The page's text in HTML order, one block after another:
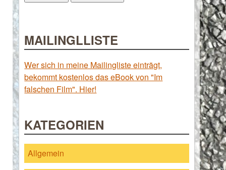
MAILINGLLISTE
Wer sich in meine Mailingliste einträgt,
bekommt kostenlos das eBook von "Im
falschen Film". Hier!
KATEGORIEN
Allgemein